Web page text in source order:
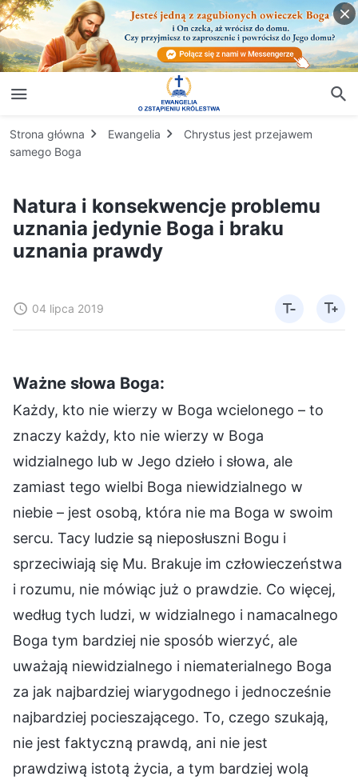
Strona główna Ewangelia
Chrystus jest przejawem
samego Boga
Natura i konsekwencje problemu
uznania jedynie Boga i braku
uznania prawdy
04 lipca 2019
Ważne słowa Boga:
Każdy, kto nie wierzy w Boga wcielonego – to
znaczy każdy, kto nie wierzy w Boga
widzialnego lub w Jego dzieło i słowa, ale
zamiast tego wielbi Boga niewidzialnego w
niebie – jest osobą, która nie ma Boga w swoim
sercu. Tacy ludzie są nieposłuszni Bogu i
sprzeciwiają się Mu. Brakuje im człowieczeństwa
i rozumu, nie mówiąc już o prawdzie. Co więcej,
według tych ludzi, w widzialnego i namacalnego
Boga tym bardziej nie sposób wierzyć, ale
uważają niewidzialnego i niematerialnego Boga
za jak najbardziej wiarygodnego i jednocześnie
najbardziej pocieszającego. To, czego szukają,
nie jest faktyczną prawdą, ani nie jest
prawdziwą istotą życia, a tym bardziej wolą